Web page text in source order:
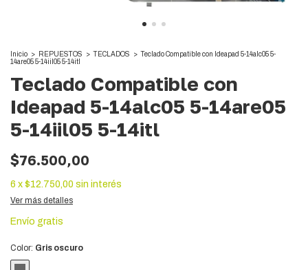
Inicio > REPUESTOS > TECLADOS > Teclado Compatible con Ideapad 5-14alc05 5-
14are05 5-14iil05 5-14itl
Teclado Compatible con
Ideapad 5-14alc05 5-14are05
5-14iil05 5-14itl
$76.500,00
6 x $12.750,00 sin interés
Ver más detalles
Envío gratis
Color: Gris oscuro